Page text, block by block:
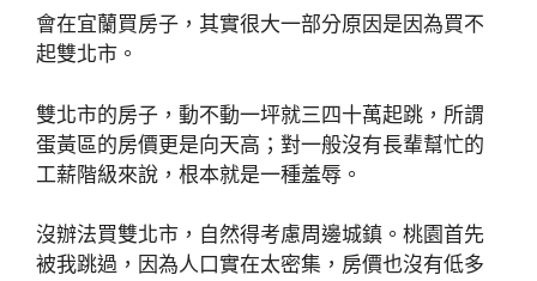
會在宜蘭買房子，其實很大一部分原因是因為買不
起雙北市。
雙北市的房子，動不動一坪就三四十萬起跳，所謂
蛋黃區的房價更是向天高；對一般沒有長輩幫忙的
工薪階級來說，根本就是一種羞辱。
沒辦法買雙北市，自然得考慮周邊城鎮。桃園首先
被我跳過，因為人口實在太密集，房價也沒有低多